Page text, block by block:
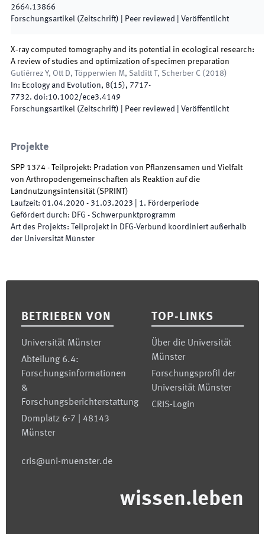
2664.13866
Forschungsartikel (Zeitschrift) | Peer reviewed Veröffentlicht
X‐ray computed tomography and its potential in ecological research:
A review of studies and optimization of specimen preparation
Gutiérrez Y, Ott D, Töpperwien M, Salditt T, Scherber C ( 2018)
In: Ecology and Evolution, 8(15), 7717-
7732. doi:10.1002/ece3.4149
Forschungsartikel (Zeitschrift) | Peer reviewed Veröffentlicht
Projekte
SPP 1374 - Teilprojekt: Prädation von Pflanzensamen und Vielfalt
von Arthropodengemeinschaften als Reaktion auf die
Landnutzungsintensität (SPRINT )
Laufzeit: 01.04.2020 - 31.03.2023 1. Förderperiode
Gefördert durch: DFG - Schwerpunktprogramm
Art des Projekts:
Teilprojekt in DFG-Verbund koordiniert außerhalb
der Universität Münster
BETRIEBEN VON
Universität Münster
Abteilung 6.4:
Forschungsinformationen
&
Forschungsberichterstattung
Domplatz 6-7 | 48143
Münster
cris@uni-muenster.de
TOP-LINKS
Über die Universität
Münster
Forschungsprofil der
Universität Münster
CRIS-Login
wissen.leben